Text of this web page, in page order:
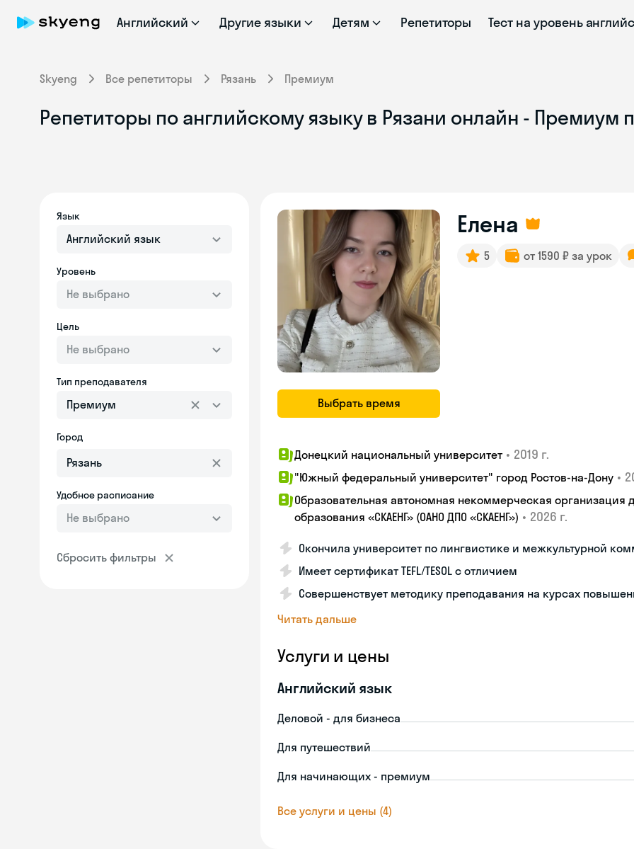
Английский Другие языки Детям Репетиторы Тест на уровень
Skyeng Все репетиторы Рязань Премиум
Репетиторы по английскому языку в Рязани онлайн -
Язык
Английский язык
Уровень
Не выбрано
Цель
Не выбрано
Тип преподавателя
Премиум
Город
Удобное расписание
Не выбрано
Сбросить фильтры
Выбрать время
Елена
5 от 1590 ₽ за урок
Донецкий национальный университет • 2019 г.
"Южный федеральный университет" город Ростов-на-Дону •
Образовательная автономная некоммерческая организация
образования «СКАЕНГ» (ОАНО ДПО «СКАЕНГ») • 2026 г.
Окончила университет по лингвистике и межкультурной
Имеет сертификат TEFL/TESOL с отличием
Совершенствует методику преподавания на курсах
Читать дальше
Услуги и цены
Английский язык
Деловой - для бизнеса
Для путешествий
Для начинающих - премиум
Все услуги и цены (4)